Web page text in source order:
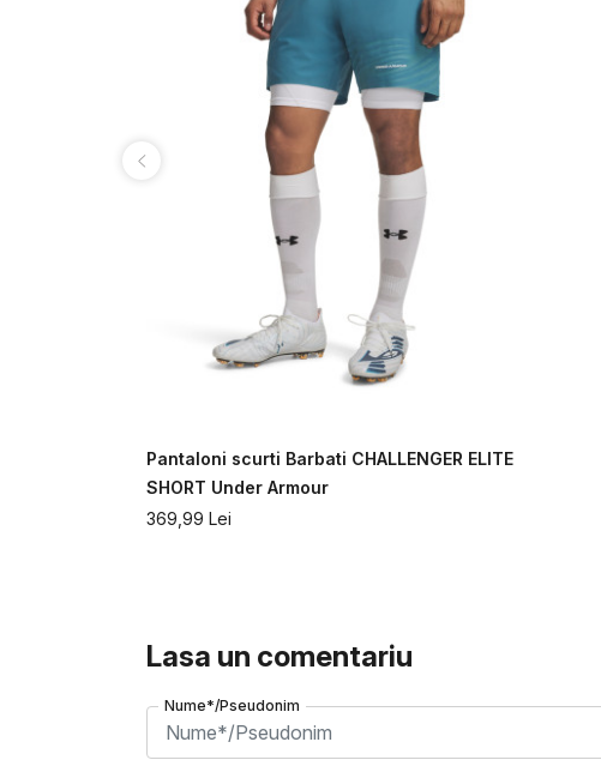
Pantaloni scurti Barbati CHALLENGER ELITE
SHORT Under Armour
369,99 Lei
Lasa un comentariu
Nume*/Pseudonim